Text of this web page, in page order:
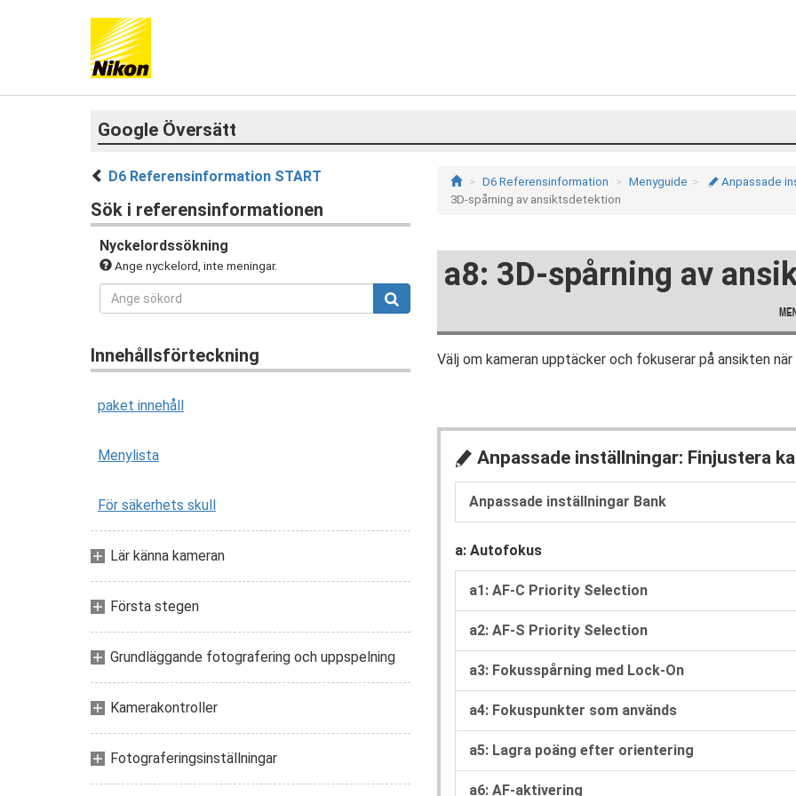
Google Översätt
D6 Referensinformation START
Sök i referensinformationen
Nyckelordssökning
Ange nyckelord, inte meningar.
Innehållsförteckning
paket innehåll
Menylista
För säkerhets skull
Lär känna kameran
Första stegen
Grundläggande fotografering och uppspelning
Kamerakontroller
Fotograferingsinställningar
D6 Referensinformation Menyguide A Anpassade
3D-spårning av ansiktsdetektion
a8: 3D-spårning av
Välj om kameran upptäcker och fokuserar på ansikten när
A Anpassade inställningar: Finjustera
Anpassade inställningar Bank
a: Autofokus
a1: AF-C Priority Selection
a2: AF-S Priority Selection
a3: Fokusspårning med Lock-On
a4: Fokuspunkter som används
a5: Lagra poäng efter orientering
a6: AF-aktivering